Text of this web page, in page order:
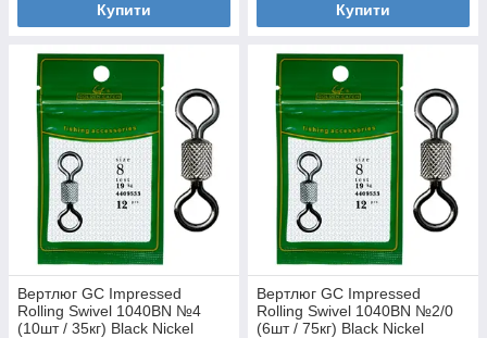
Купити Купити
Вертлюг GC Impressed
Rolling Swivel 1040BN №4
(10шт / 35кг) Black Nickel
Вертлюг GC Impressed
Rolling Swivel 1040BN №2/0
(6шт / 75кг) Black Nickel